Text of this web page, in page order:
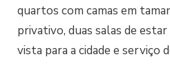
quartos com camas em
privativo, duas salas de
vista para a cidade e serviço